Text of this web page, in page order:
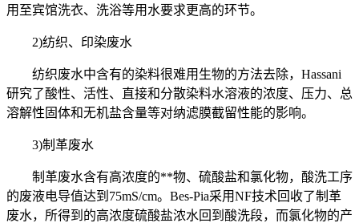
用至宾馆洗衣、洗浴等用水要求更高的环节。
2)纺织、印染废水
纺织废水中含有的染料很难用生物的方法去除，Hassani
研究了酸性、活性、直接和分散染料水溶液的浓度、压力、总
溶解性固体和无机盐含量等对纳滤膜截留性能的影响。
3)制革废水
制革废水含有高浓度的**物、硫酸盐和氯化物，酸洗工序
的废液电导值达到75mS/cm。Bes-Pia采用NF技术回收了制革
废水，所得到的高浓度硫酸盐浓水回到酸洗段，而氯化物的产